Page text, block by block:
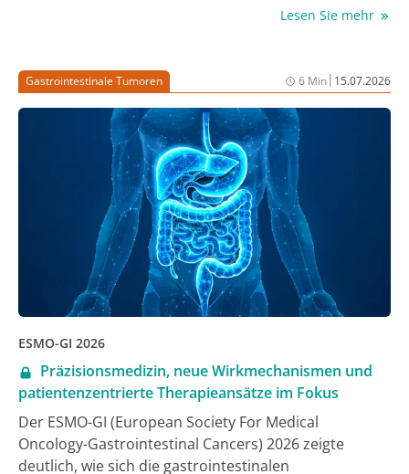
Lesen Sie mehr
Gastrointestinale Tumoren 6 Min| 15.07.2026
ESMO-GI 2026
Präzisionsmedizin, neue Wirkmechanismen und
patientenzentrierte Therapieansätze im Fokus
Der ESMO-GI (European Society For Medical
Oncology-Gastrointestinal Cancers) 2026 zeigte
deutlich, wie sich die gastrointestinalen